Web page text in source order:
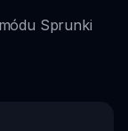
Sprunki